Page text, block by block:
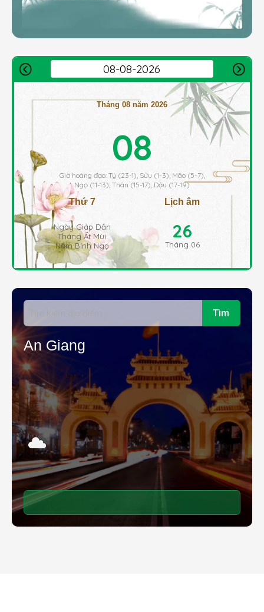
Tháng 08 năm 2026
08
Giờ hoàng đạo: Tý (23-1), Sửu (1-3), Mão (5-7),
Ngọ (11-13), Thân (15-17), Dậu (17-19)
Thứ 7
Ngày Giáp Dần
Tháng Ất Mùi
Năm Bính Ngọ
Lịch âm
26
Tháng 06
Tìm
An Giang